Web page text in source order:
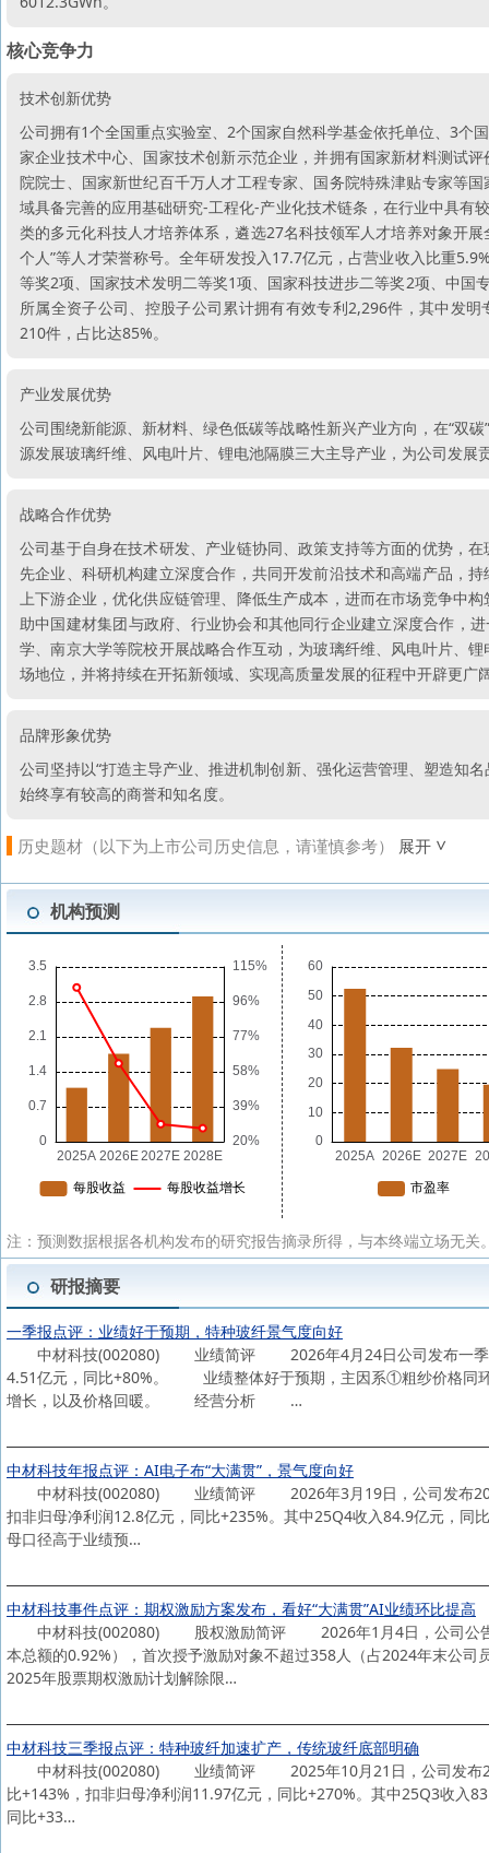
核心竞争力
技术创新优势
公司拥有1个全国重点实验室、2个国家自然科学基金依托单位、3个
家企业技术中心、国家技术创新示范企业，并拥有国家新材料测试
院院士、国家新世纪百千万人才工程专家、国务院特殊津贴专家等
域具备完善的应用基础研究-工程化-产业化技术链条，在行业中具有
类的多元化科技人才培养体系，遴选27名科技领军人才培养对象开
个人”等人才荣誉称号。全年研发投入17.7亿元，占营业收入比重
等奖2项、国家技术发明二等奖1项、国家科技进步二等奖2项、中
所属全资子公司、控股子公司累计拥有有效专利2,296件，其中发
210件，占比达85%。
产业发展优势
公司围绕新能源、新材料、绿色低碳等战略性新兴产业方向，在“双
源发展玻璃纤维、风电叶片、锂电池隔膜三大主导产业，为公司发展
战略合作优势
公司基于自身在技术研发、产业链协同、政策支持等方面的优势，
先企业、科研机构建立深度合作，共同开发前沿技术和高端产品，
上下游企业，优化供应链管理、降低生产成本，进而在市场竞争中
助中国建材集团与政府、行业协会和其他同行企业建立深度合作，
学、南京大学等院校开展战略合作互动，为玻璃纤维、风电叶片、
场地位，并将持续在开拓新领域、实现高质量发展的征程中开辟更广
品牌形象优势
公司坚持以“打造主导产业、推进机制创新、强化运营管理、塑造知
始终享有较高的商誉和知名度。
历史题材（以下为上市公司历史信息，请谨慎参考） 展开
机构预测
注：预测数据根据各机构发布的研究报告摘录所得，与本终端立场无
研报摘要
一季报点评：业绩好于预期，特种玻纤景气度向好
中材科技(002080) 业绩简评 2026年4月24日公司发布一季报：
4.51亿元，同比+80%。 业绩整体好于预期，主因系①粗纱价格同
增长，以及价格回暖。 经营分析 …
中材科技年报点评：AI电子布“大满贯”，景气度向好
中材科技(002080) 业绩简评 2026年3月19日，公司发布2025
扣非归母净利润12.8亿元，同比+235%。其中25Q4收入84.9亿元，同
母口径高于业绩预…
中材科技事件点评：期权激励方案发布，看好“大满贯”AI业绩环比提高
中材科技(002080) 股权激励简评 2026年1月4日，公司公告
本总额的0.92%），首次授予激励对象不超过358人（占2024年末
2025年股票期权激励计划解除限…
中材科技三季报点评：特种玻纤加速扩产，传统玻纤底部明确
中材科技(002080) 业绩简评 2025年10月21日，公司发布2025
比+143%，扣非归母净利润11.97亿元，同比+270%。其中25Q3收入
同比+33…